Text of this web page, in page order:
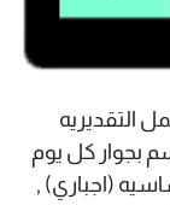
التقديريه
بجوار كل يوم
(اجباري) ,